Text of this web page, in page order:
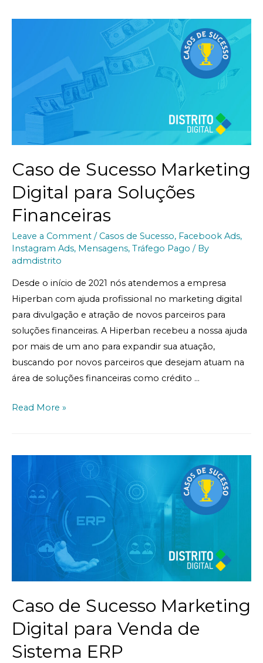
Caso de Sucesso Marketing
Digital para Soluções
Financeiras
Leave a Comment / Casos de Sucesso, Facebook Ads,
Instagram Ads, Mensagens, Tráfego Pago / By
admdistrito
Desde o início de 2021 nós atendemos a empresa
Hiperban com ajuda profissional no marketing digital
para divulgação e atração de novos parceiros para
soluções financeiras. A Hiperban recebeu a nossa ajuda
por mais de um ano para expandir sua atuação,
buscando por novos parceiros que desejam atuam na
área de soluções financeiras como crédito …
Read More »
Caso de Sucesso Marketing
Digital para Venda de
Sistema ERP